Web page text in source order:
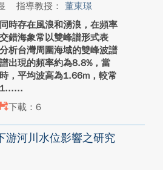
指導教授： 董東璟
時存在風浪和湧浪，在頻率
錯海象常以雙峰譜形式表
析台灣周圍海域的雙峰波譜
出現的頻率約為8.8%，當
，平均波高為1.66m，較常
下載：6
游河川水位影響之研究